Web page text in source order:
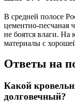
В средней полосе
цементно-
не боятся влаги. На
материалы с
Ответы на
Какой
долговечный?